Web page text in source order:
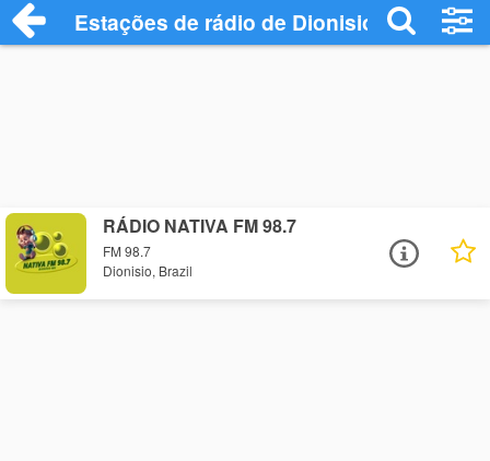
Estações de rádio de Dionisio - Ouça
RÁDIO NATIVA FM 98.7
FM 98.7
Dionisio, Brazil